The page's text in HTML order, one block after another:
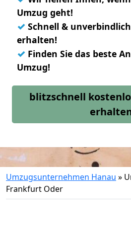
Umzug geht!
✓ Schnell &
erhalten!
✓ Finden Sie das beste
Umzug!
blitzschnell
Umzugsunternehmen Hanau »
Frankfurt Oder